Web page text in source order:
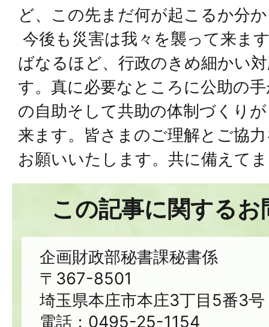
ど、この先まだ何が起こるか分
今後も災害は我々を襲って来ま
ばなるほど、行政のきめ細かい
す。真に必要なところに公助の
の自助そして共助の体制づくり
来ます。皆さまのご理解とご協
お願いいたします。共に備えて
この記事に関する
企画財政部秘書課秘書係
〒367-8501
埼玉県本庄市本庄3丁目5番3号
電話：0495-25-1154